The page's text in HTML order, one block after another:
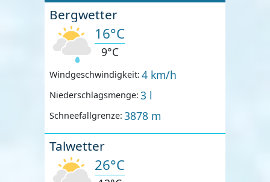
Bergwetter
16°C
9°C
Windgeschwindigkeit: 4 km/h
Niederschlagsmenge: 3 l
Schneefallgrenze: 3878 m
Talwetter
26°C